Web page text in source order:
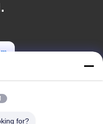
for?